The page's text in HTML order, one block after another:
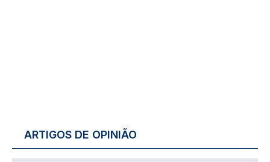
ARTIGOS DE OPINIÃO